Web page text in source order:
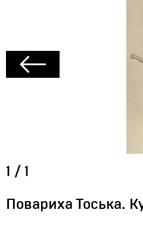
1 / 1
Повариха Тоська.